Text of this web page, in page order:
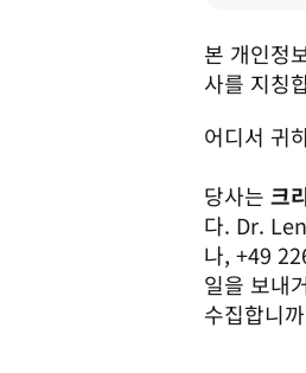
본 개인정
사를 지칭
어디서 귀
당사는 크
다. Dr.
나, +49
일을 보내
수집합니